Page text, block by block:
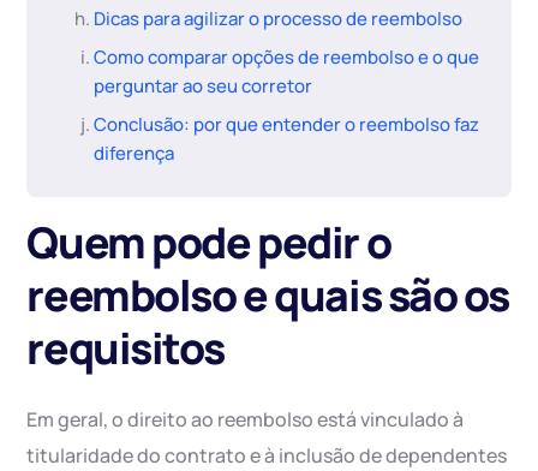
Dicas para agilizar o processo de reembolso
Como comparar opções de reembolso e o que
perguntar ao seu corretor
Conclusão: por que entender o reembolso faz
diferença
Quem pode pedir o
reembolso e quais são os
requisitos
Em geral, o direito ao reembolso está vinculado à
titularidade do contrato e à inclusão de dependentes